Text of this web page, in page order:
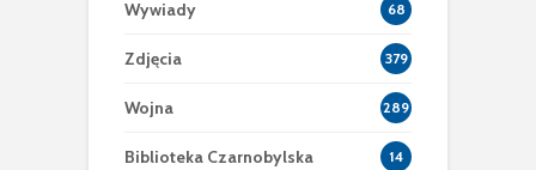
Wywiady 68
Zdjęcia 379
Wojna 289
Biblioteka Czarnobylska 14